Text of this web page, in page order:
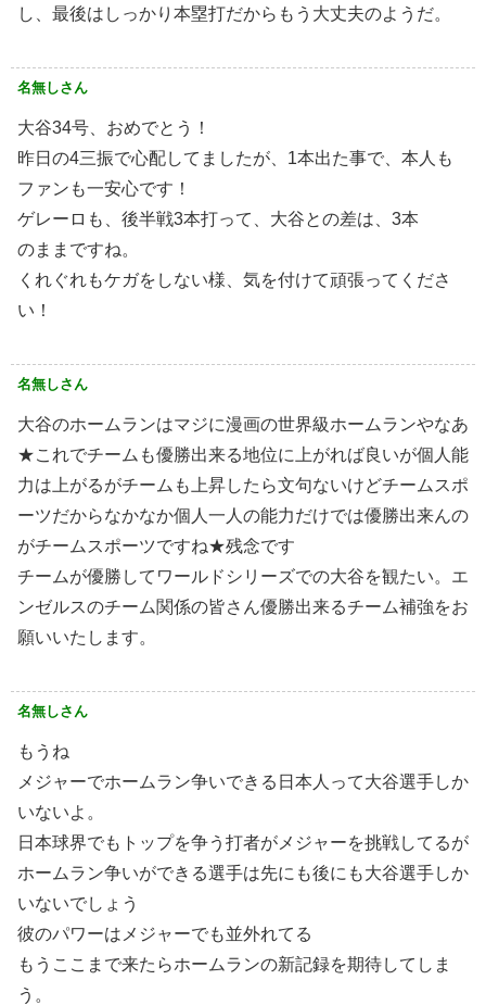
し、最後はしっかり本塁打だからもう大丈夫のようだ。
名無しさん
大谷34号、おめでとう！
昨日の4三振で心配してましたが、1本出た事で、本人も
ファンも一安心です！
ゲレーロも、後半戦3本打って、大谷との差は、3本
のままですね。
くれぐれもケガをしない様、気を付けて頑張ってくださ
い！
名無しさん
大谷のホームランはマジに漫画の世界級ホームランやなあ
★これでチームも優勝出来る地位に上がれば良いが個人能
力は上がるがチームも上昇したら文句ないけどチームスポ
ーツだからなかなか個人一人の能力だけでは優勝出来んの
がチームスポーツですね★残念です
チームが優勝してワールドシリーズでの大谷を観たい。エ
ンゼルスのチーム関係の皆さん優勝出来るチーム補強をお
願いいたします。
名無しさん
もうね
メジャーでホームラン争いできる日本人って大谷選手しか
いないよ。
日本球界でもトップを争う打者がメジャーを挑戦してるが
ホームラン争いができる選手は先にも後にも大谷選手しか
いないでしょう
彼のパワーはメジャーでも並外れてる
もうここまで来たらホームランの新記録を期待してしま
う。